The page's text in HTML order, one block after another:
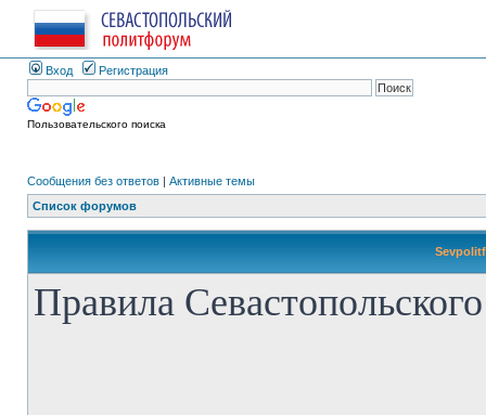
Вход Регистрация
Пользовательского поиска
Сообщения без ответов | Активные темы
Список форумов
Правила